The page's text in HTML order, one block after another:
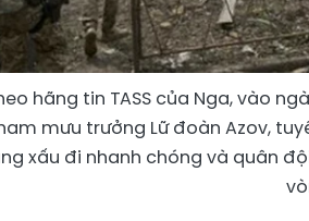
hãng tin TASS của Nga, vào
mưu trưởng Lữ đoàn Azov,
xấu đi nhanh chóng và quân